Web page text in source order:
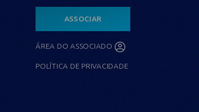
ASSOCIAR
ÁREA DO ASSOCIADO
POLÍTICA DE PRIVACIDADE